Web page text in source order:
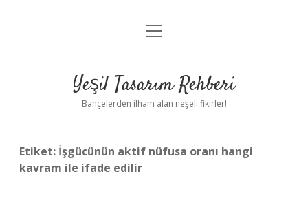
Anasayfa
Yasal Uyarı
menüyü
Yeşil Tasarım Rehberi
Bahçelerden ilham alan neşeli fikirler!
Etiket: İşgücünün aktif nüfusa oranı hangi
kavram ile ifade edilir